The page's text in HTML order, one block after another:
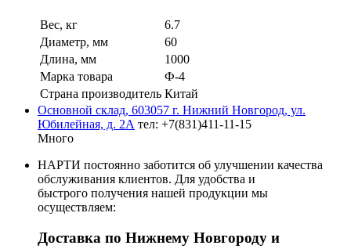
Вес, кг
6.7
Диаметр, мм
60
Длина, мм
1000
Марка товара
Ф-4
Страна производитель Китай
Основной склад, 603057 г. Нижний Новгород, ул.
Юбилейная, д. 2А тел: +7(831)411-11-15
Много
НАРТИ постоянно заботится об улучшении качества
обслуживания клиентов. Для удобства и
быстрого получения нашей продукции мы
осуществляем:
Доставка по Нижнему Новгороду и